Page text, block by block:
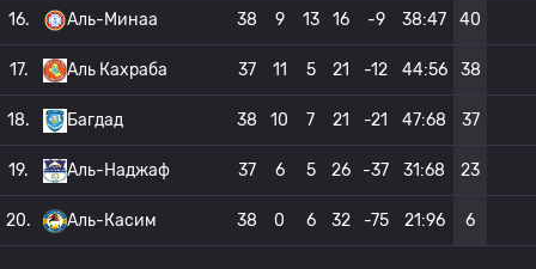
16. Аль-Минаа 38 9 13 16 -9 38:47 40
17. Аль Кахраба 37 11 5 21 -12 44:56 38
18. Багдад 38 10 7 21 -21 47:68 37
19. Аль-Наджаф 37 6 5 26 -37 31:68 23
20. Аль-Касим 38 0 6 32 -75 21:96 6